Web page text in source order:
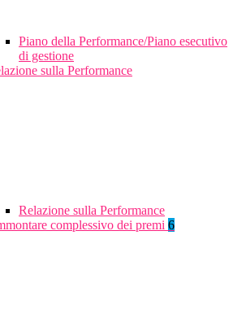
Piano della Performance/Piano esecutivo
di gestione
sulla Performance
Relazione sulla Performance
complessivo dei premi 6